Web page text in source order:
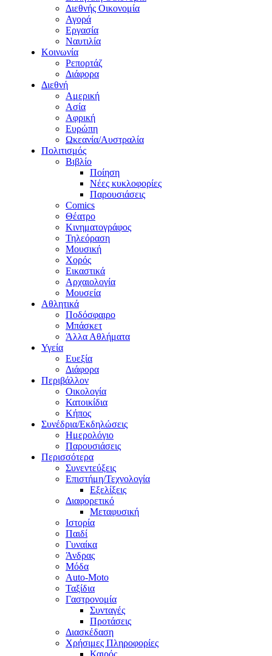
Διεθνής Οικονομία
Αγορά
Εργασία
Ναυτιλία
Κοινωνία
Ρεπορτάζ
Διάφορα
Διεθνή
Αμερική
Ασία
Αφρική
Ευρώπη
Ωκεανία/Αυστραλία
Πολιτισμός
Βιβλίο
Ποίηση
Νέες κυκλοφορίες
Παρουσιάσεις
Comics
Θέατρο
Κινηματογράφος
Τηλεόραση
Μουσική
Χορός
Εικαστικά
Αρχαιολογία
Μουσεία
Αθλητικά
Ποδόσφαιρο
Μπάσκετ
Άλλα Αθλήματα
Υγεία
Ευεξία
Διάφορα
Περιβάλλον
Οικολογία
Κατοικίδια
Κήπος
Συνέδρια/Εκδηλώσεις
Ημερολόγιο
Παρουσιάσεις
Περισσότερα
Συνεντεύξεις
Επιστήμη/Τεχνολογία
Εξελίξεις
Διαφορετικό
Μεταφυσική
Ιστορία
Παιδί
Γυναίκα
Άνδρας
Μόδα
Auto-Moto
Ταξίδια
Γαστρονομία
Συνταγές
Προτάσεις
Διασκέδαση
Χρήσιμες Πληροφορίες
Καιρός